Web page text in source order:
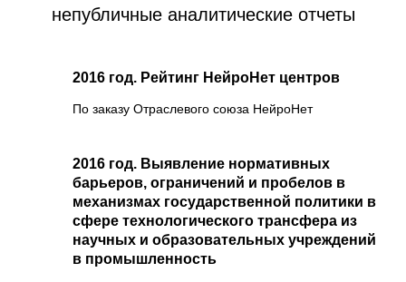
непубличные аналитические отчеты
2016 год. Рейтинг НейроНет центров
По заказу Отраслевого союза НейроНет
2016 год. Выявление нормативных
барьеров, ограничений и пробелов в
механизмах государственной политики в
сфере технологического трансфера из
научных и образовательных учреждений
в промышленность